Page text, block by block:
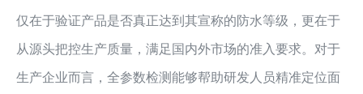
仅在于验证产品是否真正达到其宣称的防水等级，更在于
从源头把控生产质量，满足国内外市场的准入要求。对于
生产企业而言，全参数检测能够帮助研发人员精准定位面